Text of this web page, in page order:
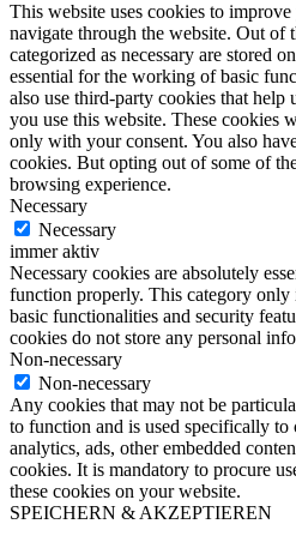
This website uses cookies to
navigate through the website. Out of
categorized as necessary are stored
essential for the working of basic
also use third-party cookies that help
you use this website. These cookies
only with your consent. You also
cookies. But opting out of some of
browsing experience.
Necessary
Necessary
immer aktiv
Necessary cookies are absolutely
function properly. This category only
basic functionalities and security
cookies do not store any personal
Non-necessary
Non-necessary
Any cookies that may not be
to function and is used specifically to
analytics, ads, other embedded
cookies. It is mandatory to procure
these cookies on your website.
SPEICHERN & AKZEPTIEREN